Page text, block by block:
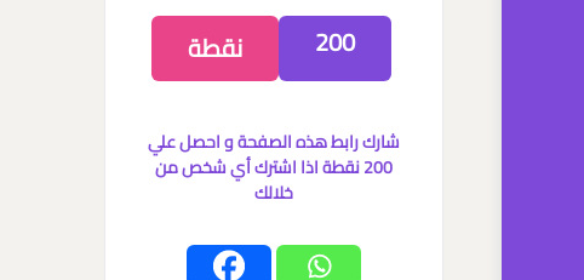
200 نقطة
شارك رابط هذه الصفحة و احصل علي
200 نقطة اذا اشترك أي شخص من
خلالك